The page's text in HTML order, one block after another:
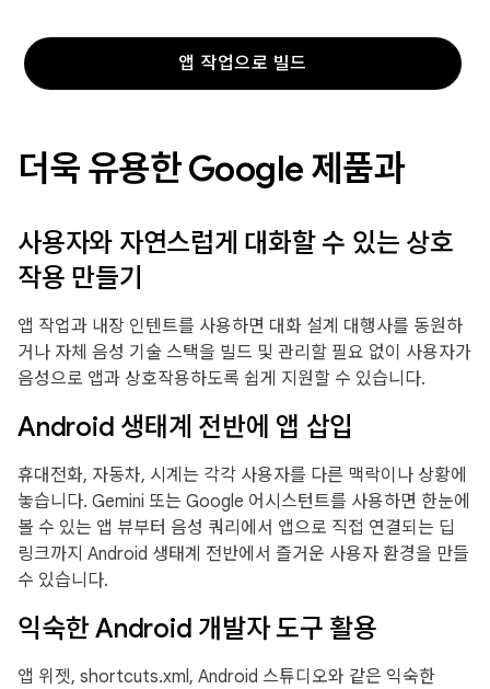
앱 작업으로 빌드
더욱 유용한 Google 제품과
사용자와 자연스럽게 대화할 수 있는 상호
작용 만들기
앱 작업과 내장 인텐트를 사용하면 대화 설계 대행사를 동원하
거나 자체 음성 기술 스택을 빌드 및 관리할 필요 없이 사용자가
음성으로 앱과 상호작용하도록 쉽게 지원할 수 있습니다.
Android 생태계 전반에 앱 삽입
휴대전화, 자동차, 시계는 각각 사용자를 다른 맥락이나 상황에
놓습니다. Gemini 또는 Google 어시스턴트를 사용하면 한눈에
볼 수 있는 앱 뷰부터 음성 쿼리에서 앱으로 직접 연결되는 딥
링크까지 Android 생태계 전반에서 즐거운 사용자 환경을 만들
수 있습니다.
익숙한 Android 개발자 도구 활용
앱 위젯, shortcuts.xml, Android 스튜디오와 같은 익숙한